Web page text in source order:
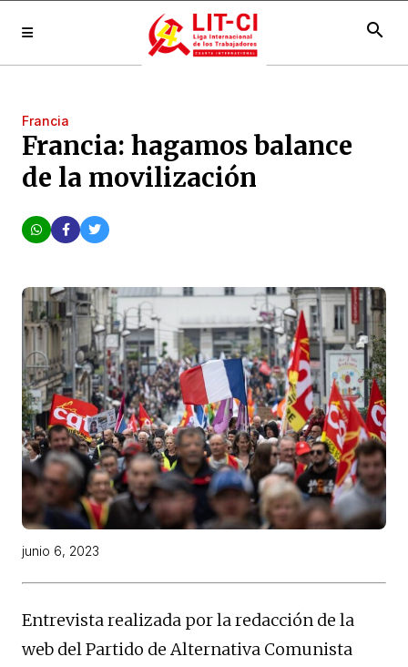
search
Francia
Francia: hagamos balance
de la movilización
junio 6, 2023
Entrevista realizada por la redacción de la
web del Partido de Alternativa Comunista